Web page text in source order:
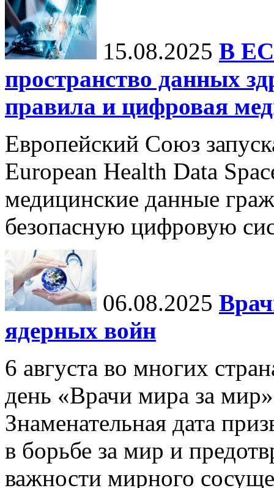
15.08.2025 В ЕС
пространство данных
правила и цифровая
Европейский Союз
European Health Data
медицинские данные
безопасную цифровую
06.08.2025
ядерных войн
6 августа во многих
день «Врачи мира за
Знаменательная дата
в борьбе за мир и
важности мирного